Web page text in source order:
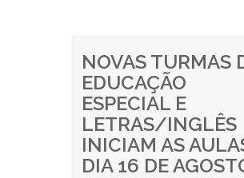
NOVAS TURMAS
EDUCAÇÃO
ESPECIAL E
LETRAS/INGLÊS
INICIAM AS
DIA 16 DE